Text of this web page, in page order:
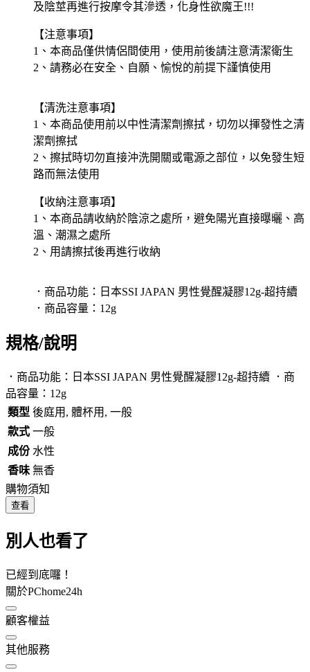
及陰莖再進行按摩令其滲透，化身性欲魔王!!!
【注意事項】
1、本商品僅供情侶間使用，使用前後請注意清潔衛生
2、請務必在安全、自願、愉悅的前提下謹慎使用
【清洗注意事項】
1、本商品使用前以中性清潔劑擦拭，切勿以揮發性之清
潔劑擦拭
2、擦拭時切勿直接沖洗開關或電源之部位，以免發生短
路而無法使用
【收納注意事項】
1、本商品請收納於陰涼之處所，避免陽光直接曝曬、高
溫、潮濕之處所
2、用請擦拭後再進行收納
．商品功能：日本SSI JAPAN 男性覺醒凝膠12g-超持續
．商品容量：12g
規格/說明
．商品功能：日本SSI JAPAN 男性覺醒凝膠12g-超持續 ．商
品容量：12g
類型 後庭用, 體杯用, 一般
款式 一般
成份 水性
香味 無香
購物須知
查看
別人也看了
已經到底囉！
關於PChome24h
顧客權益
其他服務